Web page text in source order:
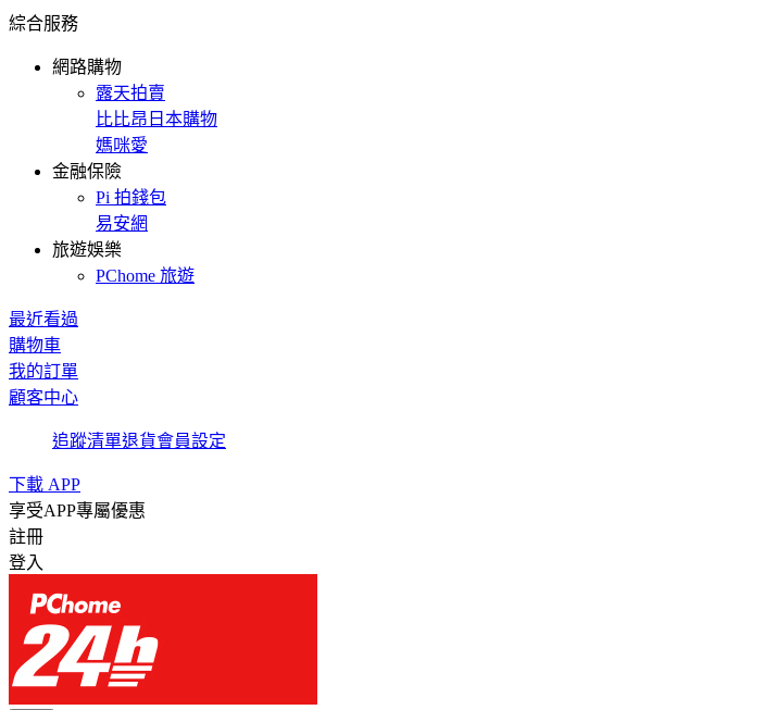
綜合服務
網路購物
露天拍賣
比比昂日本購物
媽咪愛
金融保險
Pi 拍錢包
易安網
旅遊娛樂
PChome 旅遊
最近看過
購物車
我的訂單
顧客中心
追蹤清單退貨會員設定
下載 APP
享受APP專屬優惠
註冊
登入